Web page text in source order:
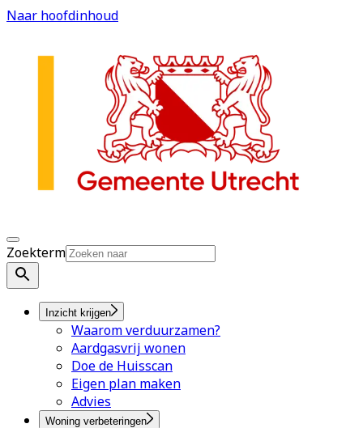
Naar hoofdinhoud
Zoekterm
Inzicht krijgen
Waarom verduurzamen?
Aardgasvrij wonen
Doe de Huisscan
Eigen plan maken
Advies
Woning verbeteringen